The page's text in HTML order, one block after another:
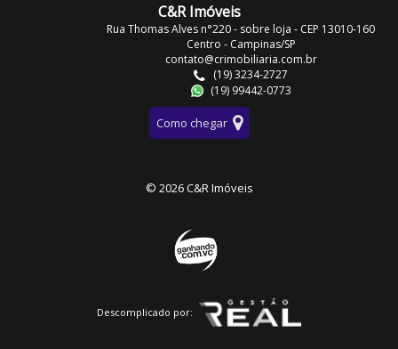
C&R Imóveis
Rua Thomas Alves n°220 - sobre loja - CEP 13010-160
Centro - Campinas/SP
contato@crimobiliaria.com.br
(19) 3234-2727
(19) 99442-0773
Como chegar
© 2026 C&R Imóveis
Descomplicado por: